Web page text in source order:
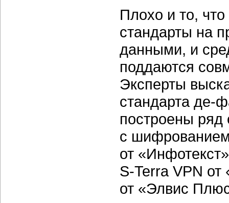
Плохо и то,
стандарты на
данными, и
поддаются
Эксперты
стандарта де-
построены ряд
с
от
S-TerraVPN от
от «Элвис